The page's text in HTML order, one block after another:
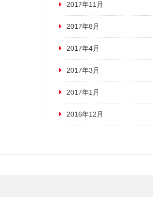
2017年11月
2017年8月
2017年4月
2017年3月
2017年1月
2016年12月